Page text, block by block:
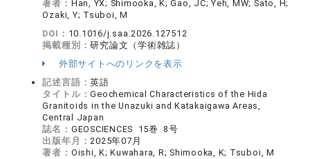
著者： Han, YX; Shimooka, K; Gao, JC; Yeh, MW; Sato, H;
Ozaki, Y; Tsuboi, M
DOI： 10.1016/j.saa.2026.127512
掲載種別：研究論文（学術雑誌）
外部サイトへのリンクを表示
記述言語：英語
タイトル：Geochemical Characteristics of the Hida
Granitoids in the Unazuki and Katakaigawa Areas,
Central Japan
誌名： GEOSCIENCES 15巻 8号
出版年月：2025年07月
著者： Oishi, K; Kuwahara, R; Shimooka, K; Tsuboi, M